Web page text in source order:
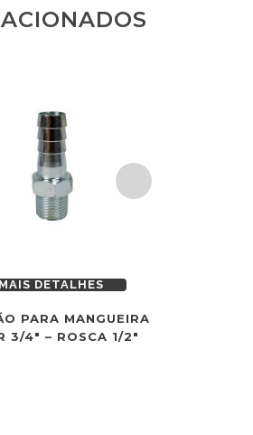
MAIS DETALHES
PARA MANGUEIRA
3/4″ – ROSCA 1/2″